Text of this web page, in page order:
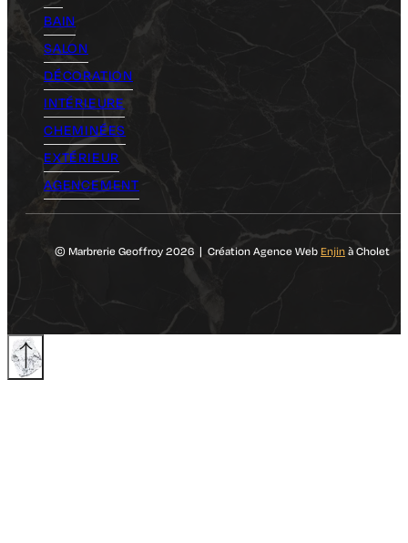
BAIN
SALON
DÉCORATION
INTÉRIEURE
CHEMINÉES
EXTÉRIEUR
AGENCEMENT
© Marbrerie Geoffroy 2026 | Création Agence Web Enjin à Cholet